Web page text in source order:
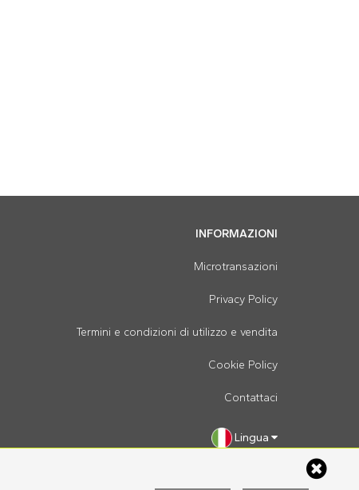
INFORMAZIONI
Microtransazioni
Privacy Policy
Termini e condizioni di utilizzo e vendita
Cookie Policy
Contattaci
Lingua